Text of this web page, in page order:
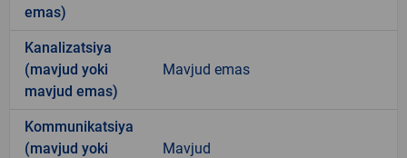
emas)
Kanalizatsiya
(mavjud yoki
mavjud emas)
Mavjud emas
Kommunikatsiya
(mavjud yoki
Mavjud